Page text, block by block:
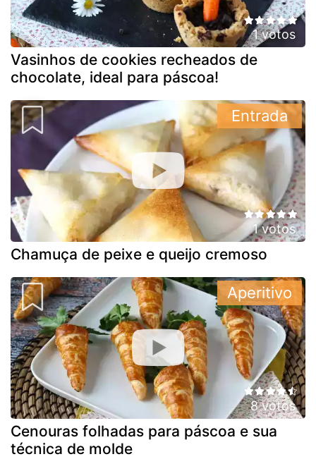
1 votos
Vasinhos de cookies recheados de
chocolate, ideal para páscoa!
1 votos
Chamuça de peixe e queijo cremoso
Entrada
8 votos
Cenouras folhadas para páscoa e sua
técnica de molde
Aperitivo